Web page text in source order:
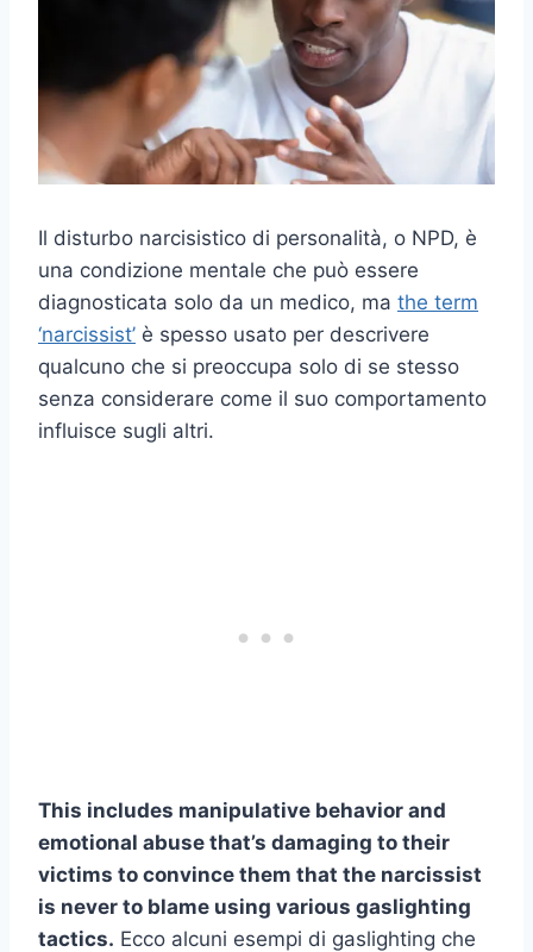
Il disturbo narcisistico di personalità, o NPD, è
una condizione mentale che può essere
diagnosticata solo da un medico, ma the term
‘narcissist’ è spesso usato per descrivere
qualcuno che si preoccupa solo di se stesso
senza considerare come il suo comportamento
influisce sugli altri.
This includes manipulative behavior and
emotional abuse that’s damaging to their
victims to convince them that the narcissist
is never to blame using various gaslighting
tactics. Ecco alcuni esempi di gaslighting che